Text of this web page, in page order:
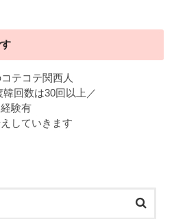
テコテ関西人
回数は30回以上／
験有
していきます